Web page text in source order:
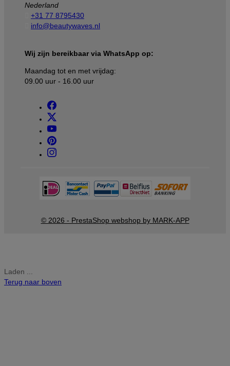
Nederland
+31 77 8795430
info@beautywaves.nl
Wij zijn bereikbaar via WhatsApp op:
Maandag tot en met vrijdag:
09.00 uur - 16.00 uur
© 2026 - PrestaShop webshop by MARK-APP
Laden ...
Terug naar boven